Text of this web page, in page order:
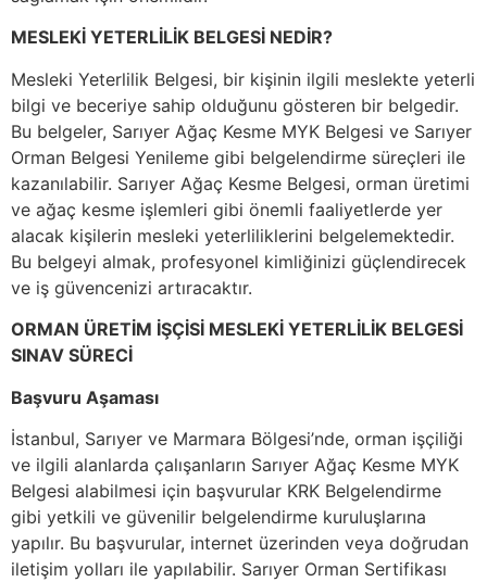
MESLEKİ YETERLİLİK BELGESİ NEDİR?
Mesleki Yeterlilik Belgesi, bir kişinin ilgili meslekte yeterli
bilgi ve beceriye sahip olduğunu gösteren bir belgedir.
Bu belgeler, Sarıyer Ağaç Kesme MYK Belgesi ve Sarıyer
Orman Belgesi Yenileme gibi belgelendirme süreçleri ile
kazanılabilir. Sarıyer Ağaç Kesme Belgesi, orman üretimi
ve ağaç kesme işlemleri gibi önemli faaliyetlerde yer
alacak kişilerin mesleki yeterliliklerini belgelemektedir.
Bu belgeyi almak, profesyonel kimliğinizi güçlendirecek
ve iş güvencenizi artıracaktır.
ORMAN ÜRETİM İŞÇİSİ MESLEKİ YETERLİLİK BELGESİ
SINAV SÜRECİ
Başvuru Aşaması
İstanbul, Sarıyer ve Marmara Bölgesi’nde, orman işçiliği
ve ilgili alanlarda çalışanların Sarıyer Ağaç Kesme MYK
Belgesi alabilmesi için başvurular KRK Belgelendirme
gibi yetkili ve güvenilir belgelendirme kuruluşlarına
yapılır. Bu başvurular, internet üzerinden veya doğrudan
iletişim yolları ile yapılabilir. Sarıyer Orman Sertifikası